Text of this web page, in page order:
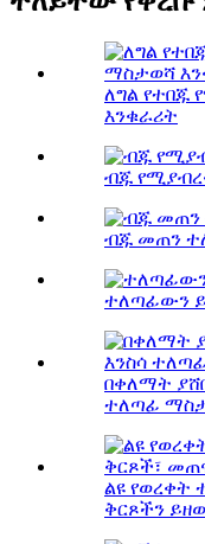
ለግል
እንቁራሪት
ብጁ
ብጁ መጠን
ተለጣፊውን
በቀለማት
ተለጣፊ
ልዩ የወረቀት
ቅርጾችን